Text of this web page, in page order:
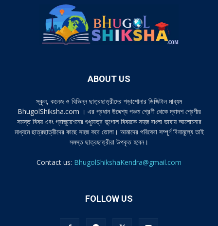
ABOUT US
স্কুল, কলেজ ও বিভিন্ন ছাত্রছাত্রীদের পড়াশোনার ডিজিটাল মাধ্যম
BhugolShiksha.com । এর প্রধান উদ্দেশ্য পঞ্চম শ্রেণী থেকে দ্বাদশ শ্রেণীর
সমস্ত বিষয় এবং গ্রাজুয়েশনের শুধুমাত্র ভূগোল বিষয়কে সহজ বাংলা ভাষায় আলোচনার
মাধ্যমে ছাত্রছাত্রীদের কাছে সহজ করে তোলা। আমাদের পরিষেবা সম্পূর্ণ বিনামূল্যে তাই
সমস্ত ছাত্রছাত্রীরা উপকৃত হবেন।
Contact us: BhugolShikshaKendra@gmail.com
FOLLOW US